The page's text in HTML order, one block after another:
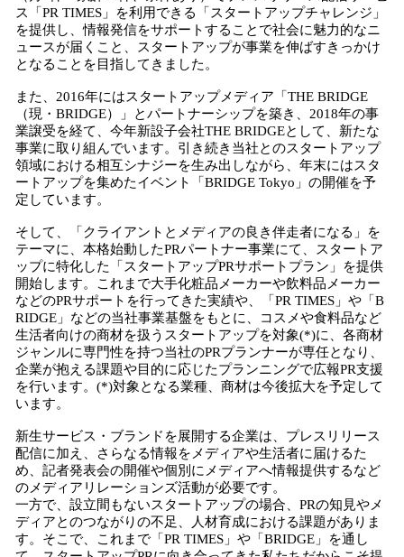
ス「PR TIMES」を利用できる「スタートアップチャレンジ」
を提供し、情報発信をサポートすることで社会に魅力的なニ
ュースが届くこと、スタートアップが事業を伸ばすきっかけ
となることを目指してきました。
また、2016年にはスタートアップメディア「THE BRIDGE
（現・BRIDGE）」とパートナーシップを築き、2018年の事
業譲受を経て、今年新設子会社THE BRIDGEとして、新たな
事業に取り組んでいます。引き続き当社とのスタートアップ
領域における相互シナジーを生み出しながら、年末にはスタ
ートアップを集めたイベント「BRIDGE Tokyo」の開催を予
定しています。
そして、「クライアントとメディアの良き伴走者になる」を
テーマに、本格始動したPRパートナー事業にて、スタートア
ップに特化した「スタートアップPRサポートプラン」を提供
開始します。これまで大手化粧品メーカーや飲料品メーカー
などのPRサポートを行ってきた実績や、「PR TIMES」や「B
RIDGE」などの当社事業基盤をもとに、コスメや食料品など
生活者向けの商材を扱うスタートアップを対象(*)に、各商材
ジャンルに専門性を持つ当社のPRプランナーが専任となり、
企業が抱える課題や目的に応じたプランニングで広報PR支援
を行います。(*)対象となる業種、商材は今後拡大を予定して
います。
新生サービス・ブランドを展開する企業は、プレスリリース
配信に加え、さらなる情報をメディアや生活者に届けるた
め、記者発表会の開催や個別にメディアへ情報提供するなど
のメディアリレーションズ活動が必要です。
一方で、設立間もないスタートアップの場合、PRの知見やメ
ディアとのつながりの不足、人材育成における課題がありま
す。そこで、これまで「PR TIMES」や「BRIDGE」を通し